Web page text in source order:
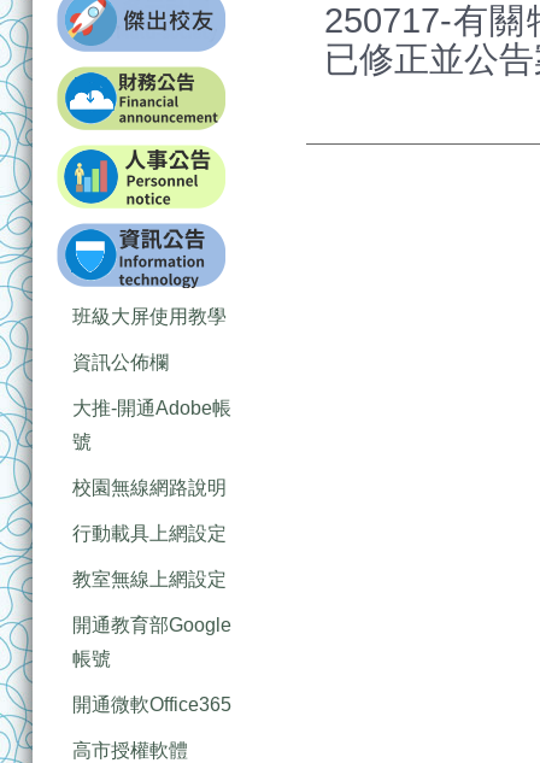
班級大屏使用教學
資訊公佈欄
大推-開通Adobe帳
號
校園無線網路說明
行動載具上網設定
教室無線上網設定
開通教育部Google
帳號
開通微軟Office365
高市授權軟體
250717-有
已修正並公